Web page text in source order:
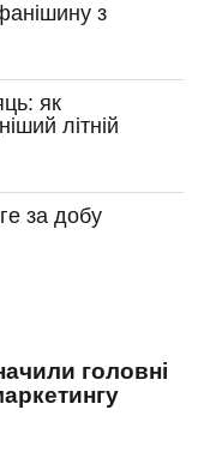
з
як
літній
за добу
головні